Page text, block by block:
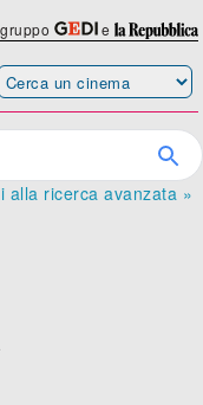
e
alla ricerca avanzata »